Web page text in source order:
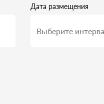
Дата размещения